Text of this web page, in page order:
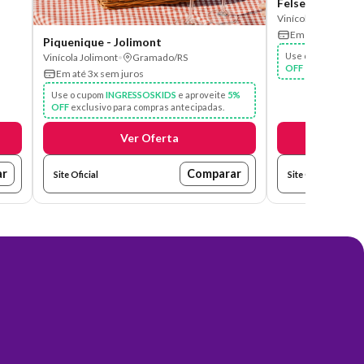
Piquenique - Jolimont
Vinícola Jolimont•
Gramado/RS
Em até 3x sem juros
Use o cupom INGRESSOSKIDS e aproveite 5%
OFFexclusivo para compras antecipadas.
Ver Oferta
Site Oficial Comparar
Felsen Beer
Vinícola Jolimont
Em até 3x sem
Use o cupom
OFFexclusivo
Site Oficial